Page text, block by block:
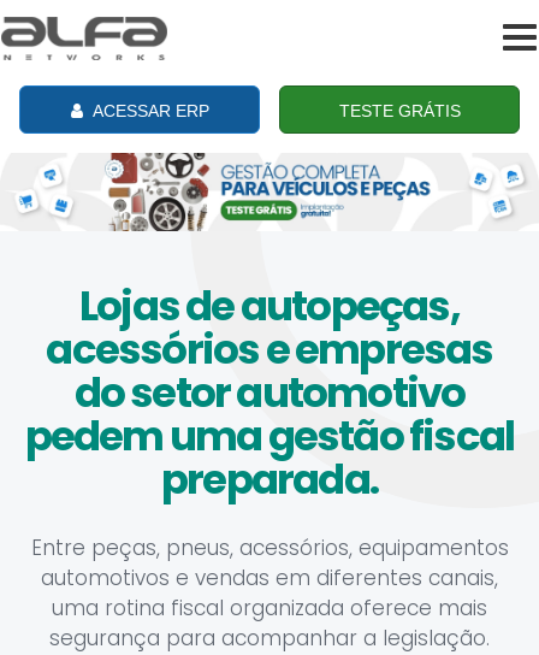
ACESSAR ERP TESTE GRÁTIS
Lojas de autopeças,
acessórios e empresas
do setor automotivo
pedem uma gestão fiscal
preparada.
Entre peças, pneus, acessórios, equipamentos
automotivos e vendas em diferentes canais,
uma rotina fiscal organizada oferece mais
segurança para acompanhar a legislação.